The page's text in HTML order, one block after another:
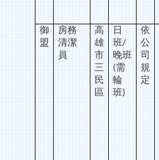
御
盟
房務
清潔
員
高
雄
市
三
民
區
日
班/
晚班
(需
輪
班)
依
公
司
規
定